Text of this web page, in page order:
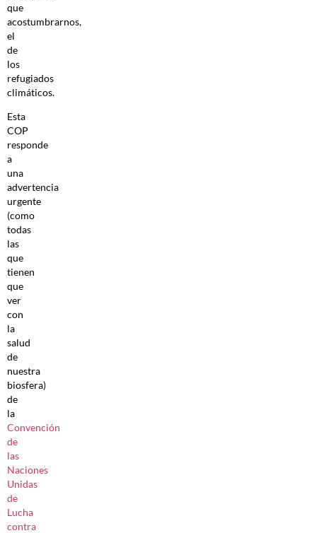
que
acostumbrarnos,
el
de
los
refugiados
climáticos.
Esta
COP
responde
a
una
advertencia
urgente
(como
todas
las
que
tienen
que
ver
con
la
salud
de
nuestra
biosfera)
de
la
Convención
de
las
Naciones
Unidas
de
Lucha
contra